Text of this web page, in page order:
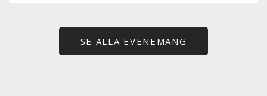
SE ALLA EVENEMANG